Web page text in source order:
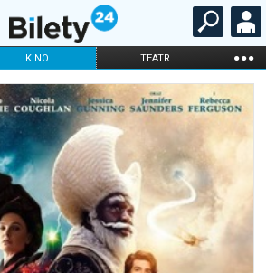
KINO TEATR ...
OPERA I BALET
STAND-UP
ONLINE KARNETY